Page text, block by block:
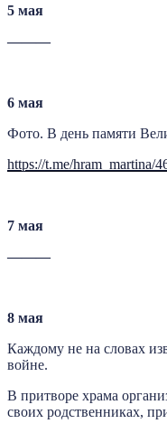
5 мая
———
6 мая
Фото. В день памяти
https://t.me/hram_martina/
7 мая
———
8 мая
Каждому не на словах
войне.
В притворе храма
своих родственниках,